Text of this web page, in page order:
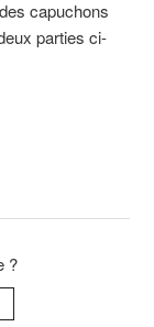
capuchons
parties ci-
?